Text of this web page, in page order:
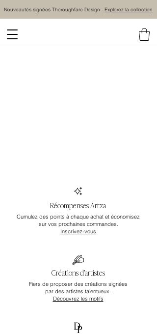
Nouveautés signées Thoroughfare Design - Explorez la collection
Récompenses Artza
Cumulez des points à chaque achat et économisez
sur vos prochaines commandes.
Inscrivez-vous
Créations d’artistes
Fiers de proposer des créations signées
par des artistes talentueux.
Découvrez les motifs